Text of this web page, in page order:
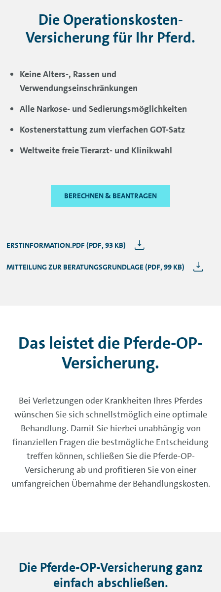
Die Operationskosten-
Versicherung für Ihr Pferd.
Keine Alters-, Rassen und
Verwendungseinschränkungen
Alle Narkose- und Sedierungsmöglichkeiten
Kostenerstattung zum vierfachen GOT-Satz
Weltweite freie Tierarzt- und Klinikwahl
BERECHNEN & BEANTRAGEN
ERSTINFORMATION.PDF (PDF, 93 KB)
MITTEILUNG ZUR BERATUNGSGRUNDLAGE (PDF, 99 KB)
Das leistet die Pferde-OP-
Versicherung.
Bei Verletzungen oder Krankheiten Ihres Pferdes
wünschen Sie sich schnellstmöglich eine optimale
Behandlung. Damit Sie hierbei unabhängig von
finanziellen Fragen die bestmögliche Entscheidung
treffen können, schließen Sie die Pferde-OP-
Versicherung ab und profitieren Sie von einer
umfangreichen Übernahme der Behandlungskosten.
Die Pferde-OP-Versicherung ganz
einfach abschließen.